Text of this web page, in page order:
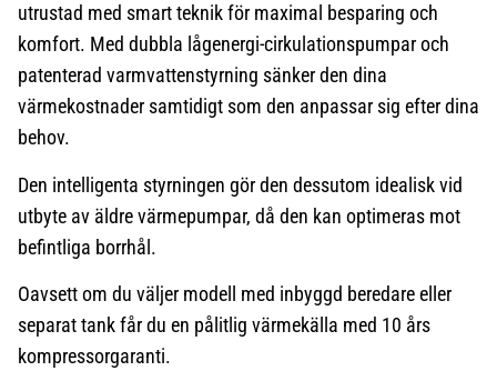
utrustad med smart teknik för maximal besparing och
komfort. Med dubbla lågenergi-cirkulationspumpar och
patenterad varmvattenstyrning sänker den dina
värmekostnader samtidigt som den anpassar sig efter dina
behov.
Den intelligenta styrningen gör den dessutom idealisk vid
utbyte av äldre värmepumpar, då den kan optimeras mot
befintliga borrhål.
Oavsett om du väljer modell med inbyggd beredare eller
separat tank får du en pålitlig värmekälla med 10 års
kompressorgaranti.